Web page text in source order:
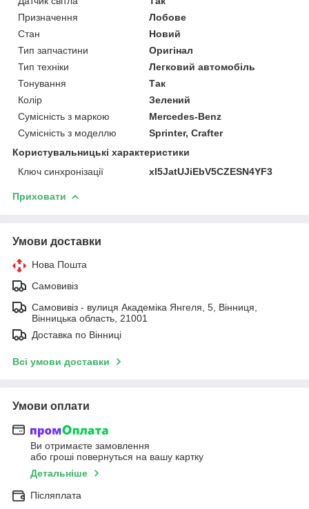
Призначення
Лобове
Стан
Новий
Тип запчастини
Оригінал
Тип техніки
Легковий автомобіль
Тонування
Так
Колір
Зелений
Сумісність з маркою
Mercedes-Benz
Сумісність з моделлю
Sprinter, Crafter
Користувальницькі характеристики
Ключ синхронізації
xI5JatUJiEbV5CZESN4YF3
Приховати
Умови доставки
Нова Пошта
Самовивіз
Самовивіз - вулиця Академіка Янгеля, 5, Вінниця,
Вінницька область, 21001
Доставка по Вінниці
Всі умови доставки
Умови оплати
Ви отримаєте замовлення
або гроші повернуться на вашу картку
Детальніше
Післяплата